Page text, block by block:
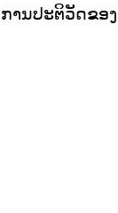
ການປະຕິວັດຂອ